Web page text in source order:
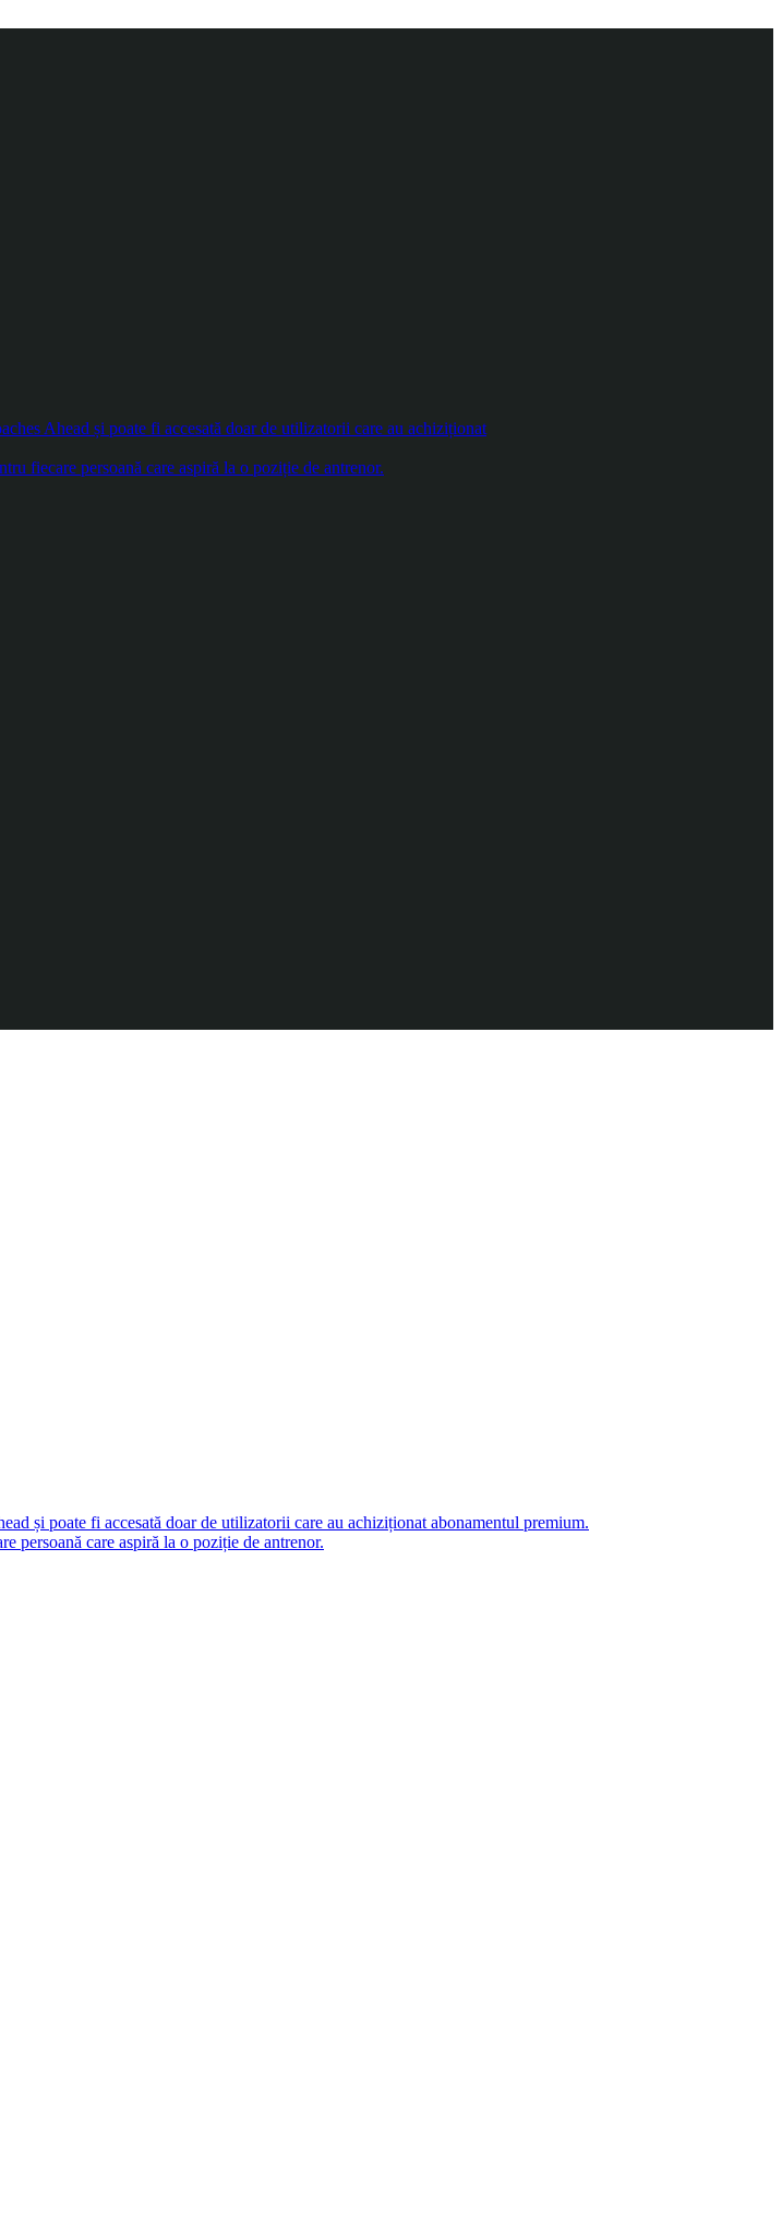
Ahead și poate fi accesată doar de utilizatorii care au achiziționat
fiecare persoană care aspiră la o poziție de antrenor.
și poate fi accesată doar de utilizatorii care au achiziționat abonamentul premium.
persoană care aspiră la o poziție de antrenor.